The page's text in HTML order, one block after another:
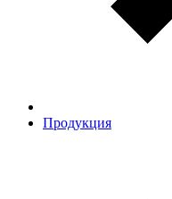
Продукция